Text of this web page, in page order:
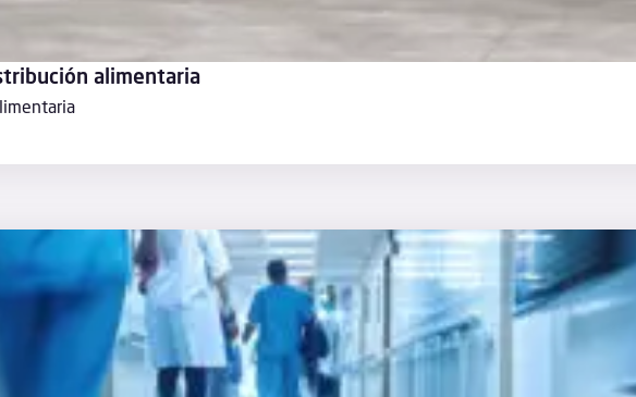
alimentaria